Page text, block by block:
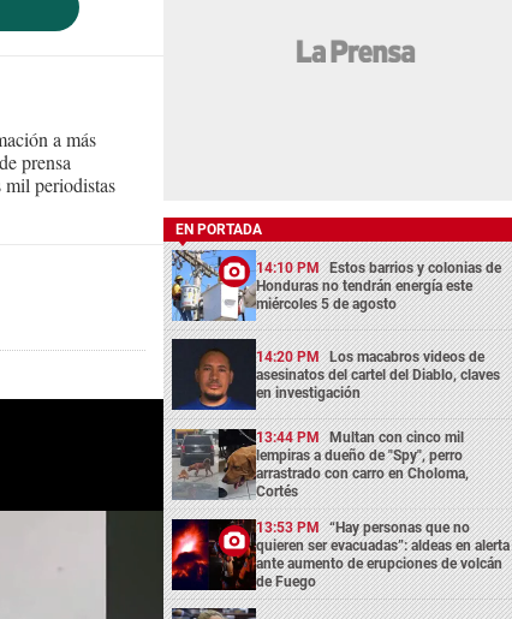
a más
prensa
mil periodistas
EN PORTADA
14:10 PM Estos barrios y colonias de
Honduras no tendrán energía este
miércoles 5 de agosto
14:20 PM Los macabros videos de
asesinatos del cartel del Diablo, claves
en investigación
13:44 PM Multan con cinco mil
lempiras a dueño de "Spy", perro
arrastrado con carro en Choloma,
Cortés
13:53 PM “Hay personas que no
quieren ser evacuadas”: aldeas en alerta
ante aumento de erupciones de volcán
de Fuego